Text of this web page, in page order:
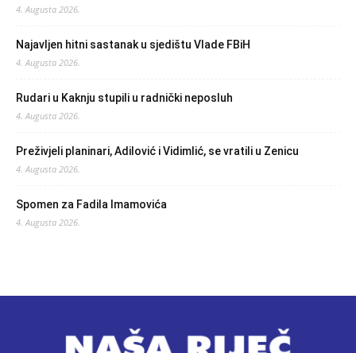
4. Augusta 2026.
Najavljen hitni sastanak u sjedištu Vlade FBiH
4. Augusta 2026.
Rudari u Kaknju stupili u radnički neposluh
4. Augusta 2026.
Preživjeli planinari, Adilović i Vidimlić, se vratili u Zenicu
4. Augusta 2026.
Spomen za Fadila Imamovića
4. Augusta 2026.